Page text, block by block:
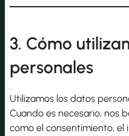
3. Cómo
personales
Utilizamos los datos
Cuando es necesario, nos
como el consentimiento, el